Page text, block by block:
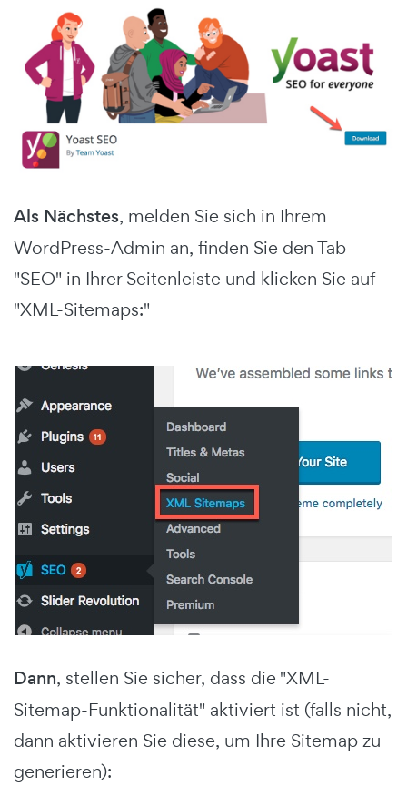
Als Nächstes, melden Sie sich in Ihrem
WordPress-Admin an, finden Sie den Tab
"SEO" in Ihrer Seitenleiste und klicken Sie auf
"XML-Sitemaps:"
Dann, stellen Sie sicher, dass die "XML-
Sitemap-Funktionalität" aktiviert ist (falls nicht,
dann aktivieren Sie diese, um Ihre Sitemap zu
generieren):